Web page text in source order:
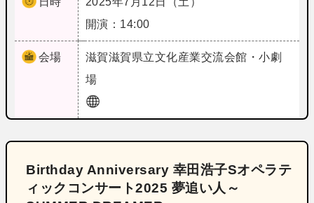
開演：14:00
会場 滋賀滋賀県立文化産業交流会館・小劇
場
Birthday Anniversary 幸田浩子Sオペラテ
ィックコンサート2025 夢追い人～